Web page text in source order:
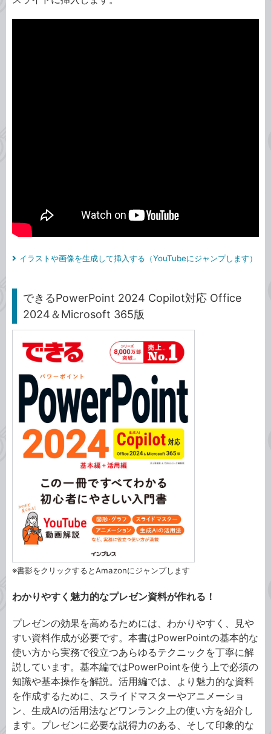
イラストや画像を生成して挿入する（YouTubeにジャンプします）
できるPowerPoint 2024 Copilot対応 Office
2024＆Microsoft 365版
※書影をクリックするとAmazonにジャンプします
わかりやすく魅力的なプレゼン資料が作れる！
プレゼンの効果を高めるためには、わかりやすく、見や
すい資料作成が必要です。本書はPowerPointの基本的な
使い方から実務で役立つあらゆるテクニックを丁寧に解
説しています。基本編ではPowerPointを使う上で必須の
知識や基本操作を解説。活用編では、より魅力的な資料
を作成するために、スライドマスターやアニメーショ
ン、生成AIの活用法などワンランク上の使い方を紹介し
ます。プレゼンに必要な説得力のある、そして印象的な